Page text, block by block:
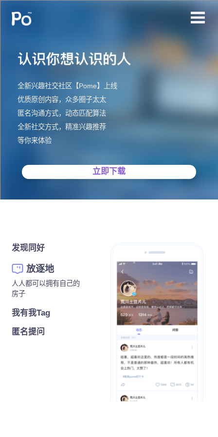
全新兴趣社交社区【Pome】上线
优质原创内容，众多圈子太太
匿名沟通方式，动态匹配算法
全新社交方式，精准兴趣推荐
等你来体验
立即下载
发现同好
放逐地
人人都可以拥有自己的
房子
我有我Tag
匿名提问